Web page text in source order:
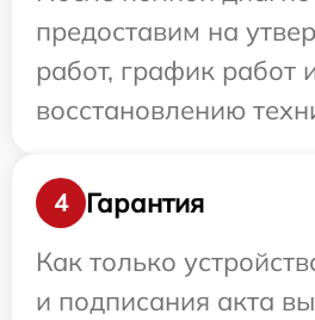
предоставим на
работ, график работ
восстановлению
4
Гарантия
Как только
и подписания акта